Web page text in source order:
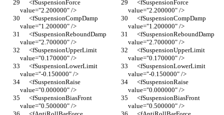
value="2.200000" />
value="2.200000" />
value="1.200000" />
value="1.200000" />
value="2.700000" />
value="2.700000" />
value="0.170000" />
value="0.170000" />
value="-0.150000" />
value="-0.150000" />
value="0.000000" />
value="0.000000" />
value="0.500000" />
value="0.500000" />